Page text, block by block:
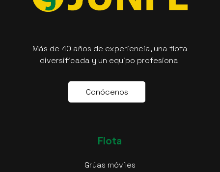
Más de 40 años de experiencia, una flota
diversificada y un equipo profesional
Conócenos
Flota
Grúas móviles